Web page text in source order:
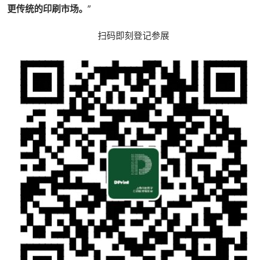
更传统的印刷市场。 ”
扫码即刻登记参展